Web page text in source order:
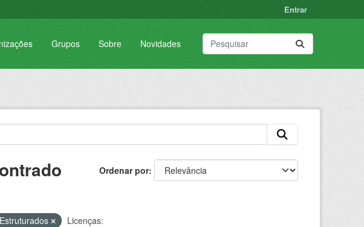
Entrar
Grupos Sobre Novidades
Ordenar por
Licenças: